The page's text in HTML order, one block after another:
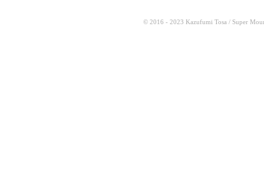
© 2016 - 2023 Kazufumi Tosa / Super